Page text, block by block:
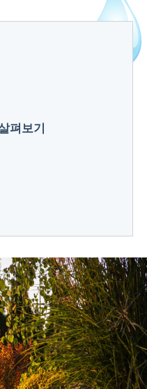
펴보기